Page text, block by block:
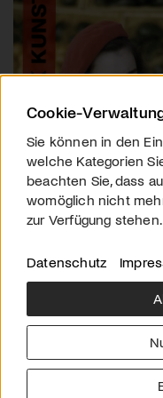
Über uns
Cookie-
Sie können in den
welche Kategorien
beachten Sie, dass
womöglich nicht
zur Verfügung stehen.
Datenschutz